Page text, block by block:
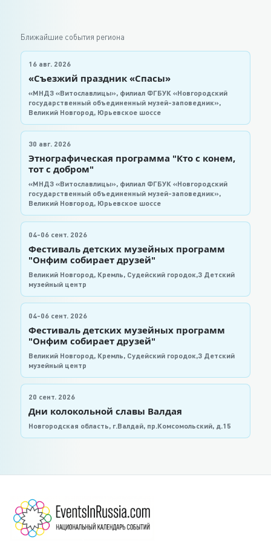
Ближайшие события региона
16 авг. 2026
«Съезжий праздник «Спасы»
«МНДЗ «Витославлицы», филиал ФГБУК «Новгородский
государственный объединенный музей-заповедник»,
Великий Новгород, Юрьевское шоссе
30 авг. 2026
Этнографическая программа "Кто с конем,
тот с добром"
«МНДЗ «Витославлицы», филиал ФГБУК «Новгородский
государственный объединенный музей-заповедник»,
Великий Новгород, Юрьевское шоссе
04-06 сент. 2026
Фестиваль детских музейных программ
"Онфим собирает друзей"
Великий Новгород, Кремль, Судейский городок,3 Детский
музейный центр
04-06 сент. 2026
Фестиваль детских музейных программ
"Онфим собирает друзей"
Великий Новгород, Кремль, Судейский городок,3 Детский
музейный центр
20 сент. 2026
Дни колокольной славы Валдая
Новгородская область, г.Валдай, пр.Комсомольский, д.15